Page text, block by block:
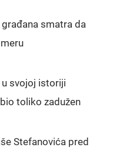
smatra da
svojoj istoriji
toliko zadužen
Stefanovića pred